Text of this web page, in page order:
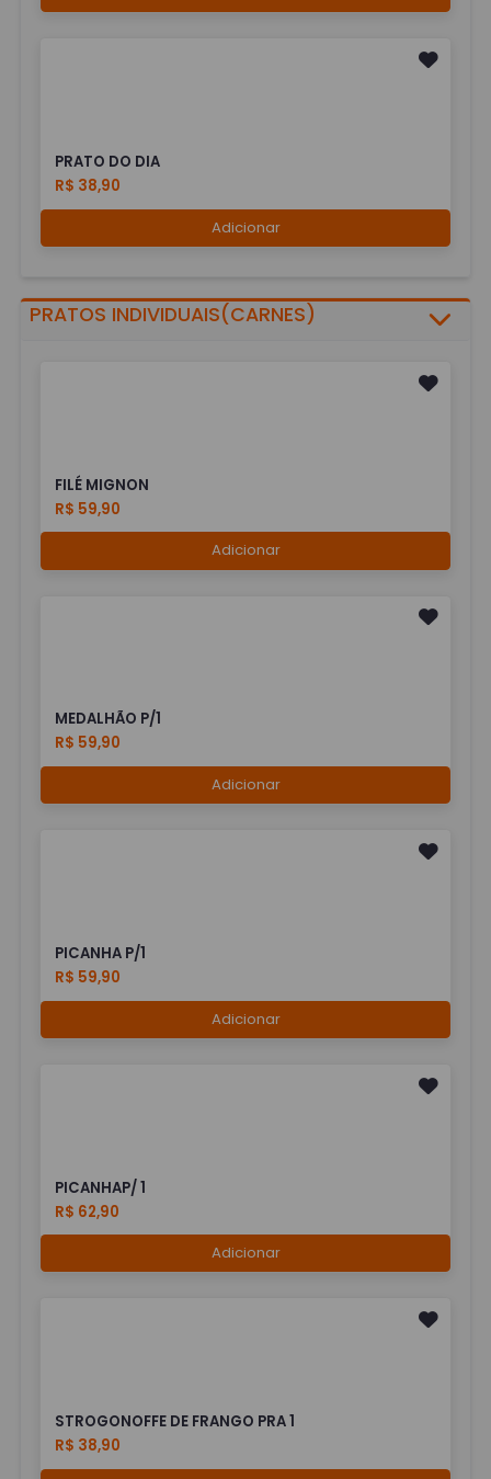
PRATO DO DIA
R$ 38,90
Adicionar
PRATOS INDIVIDUAIS(CARNES)
FILÉ MIGNON
R$ 59,90
Adicionar
MEDALHÃO P/1
R$ 59,90
Adicionar
PICANHA P/1
R$ 59,90
Adicionar
PICANHAP/ 1
R$ 62,90
Adicionar
STROGONOFFE DE FRANGO PRA 1
R$ 38,90